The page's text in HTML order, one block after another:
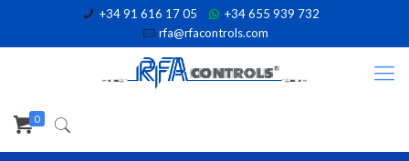
+34 91 616 17 05
+34 655 939 732
rfa@rfacontrols.com
0